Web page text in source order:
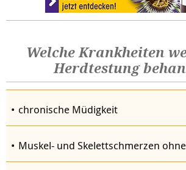
Welche Krankheiten
Herdtestung
chronische Müdigkeit
Muskel- und Skelettschmerzen